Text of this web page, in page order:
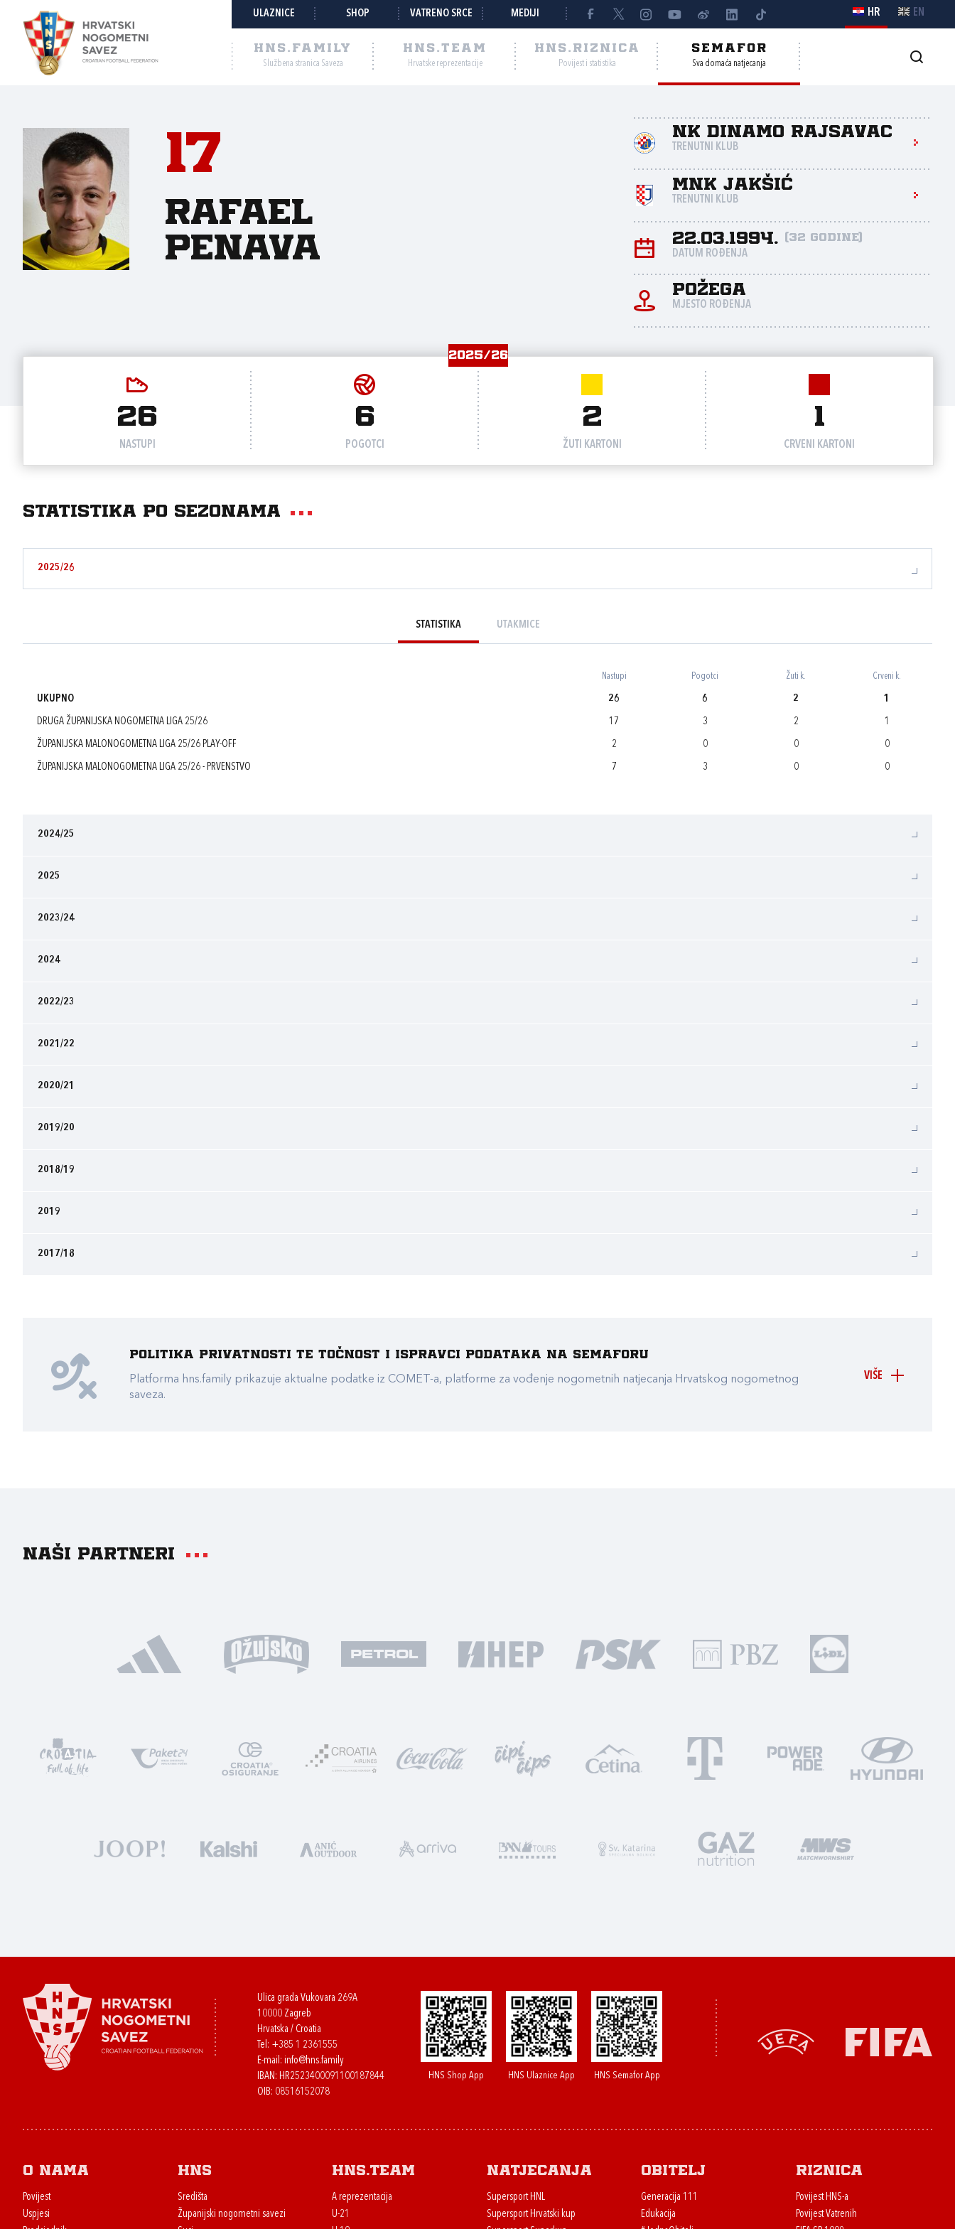
ULAZNICE SHOP VATRENO SRCE MEDIJI HR EN
HNS.FAMILY
Službena stranica Saveza
HNS.TEAM
Hrvatske reprezentacije
HNS.RIZNICA
Povijest i statistika
SEMAFOR
Sva domaća natjecanja
17
Rafael
Penava
NK Dinamo Rajsavac
TRENUTNI KLUB
MNK Jakšić
TRENUTNI KLUB
22.03.1994. (32 godine)
DATUM ROĐENJA
Požega
MJESTO ROĐENJA
2025/26
26
NASTUPI
6
POGOTCI
2
ŽUTI KARTONI
1
CRVENI KARTONI
Statistika po sezonama
2025/26
STATISTIKA UTAKMICE
Nastupi Pogotci Žuti k. Crveni k.
UKUPNO 26 6 2 1
DRUGA ŽUPANIJSKA NOGOMETNA LIGA 25/26 17 3 2 1
ŽUPANIJSKA MALONOGOMETNA LIGA 25/26 PLAY-OFF 2 0 0 0
ŽUPANIJSKA MALONOGOMETNA LIGA 25/26 - PRVENSTVO 7 3 0 0
2024/25
2025
2023/24
2024
2022/23
2021/22
2020/21
2019/20
2018/19
2019
2017/18
VIŠE
Politika privatnosti te točnost i ispravci podataka na Semaforu
Platforma hns.family prikazuje aktualne podatke iz COMET-a, platforme za vođenje nogometnih natjecanja Hrvatskog nogometnog
saveza.
Naši partneri
Ulica grada Vukovara 269A
10000 Zagreb
Hrvatska / Croatia
Tel: +385 1 2361555
E-mail: info@hns.family
IBAN: HR2523400091100187844
OIB: 08516152078
HNS Shop App HNS Ulaznice App HNS Semafor App
O nama
Povijest
Uspjesi
HNS
Središta
Županijski nogometni savezi
HNS.team
A reprezentacija
U-21
Natjecanja
Supersport HNL
Supersport Hrvatski kup
Obitelj
Generacija 111
Edukacija
Riznica
Povijest HNS-a
Povijest Vatrenih